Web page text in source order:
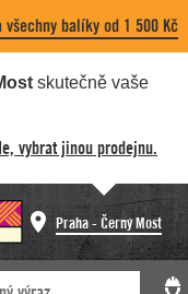
všechny balíky od 1 500 Kč
skutečně vaše
vybrat jinou prodejnu.
Praha - Černý Most